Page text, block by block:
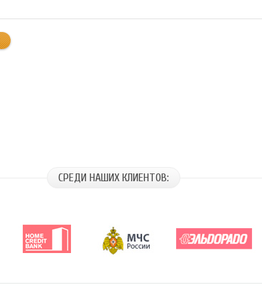
СРЕДИ НАШИХ КЛИЕНТОВ: